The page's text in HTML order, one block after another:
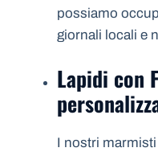
possiamo
giornali locali e
Lapidi con
I nostri